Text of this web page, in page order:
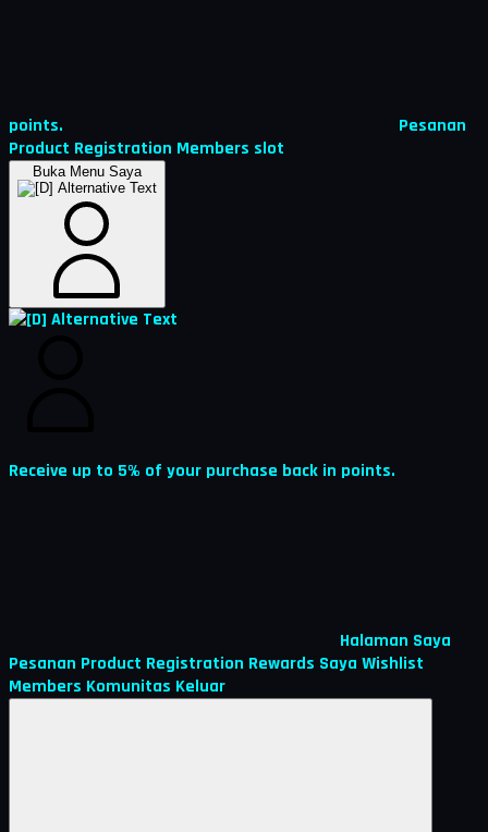
points.
Pesanan
Product Registration Members slot
Buka Menu Saya
Receive up to 5% of your purchase back in points.
Halaman Saya
Pesanan Product Registration Rewards Saya Wishlist
Members Komunitas Keluar